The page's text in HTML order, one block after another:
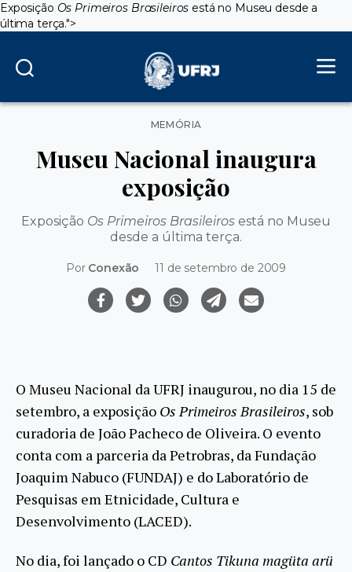
Exposição Os Primeiros Brasileiros está no Museu desde a
última terça.">
Categorias
MEMÓRIA
Museu Nacional inaugura
exposição
Exposição Os Primeiros Brasileiros está no Museu
desde a última terça.
Por Conexão 11 de setembro de 2009
O Museu Nacional da UFRJ inaugurou, no dia 15 de
setembro, a exposição Os Primeiros Brasileiros, sob
curadoria de João Pacheco de Oliveira. O evento
conta com a parceria da Petrobras, da Fundação
Joaquim Nabuco (FUNDAJ) e do Laboratório de
Pesquisas em Etnicidade, Cultura e
Desenvolvimento (LACED).
No dia, foi lançado o CD Cantos Tikuna magüta arü